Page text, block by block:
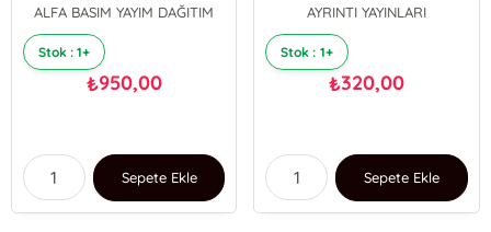
Richard Swedberg
ALFA BASIM YAYIM DAĞITIM
Stok : 1+
₺950,00
Sepete Ekle
AYRINTI YAYINLARI
Stok : 1+
₺320,00
Sepete Ekle